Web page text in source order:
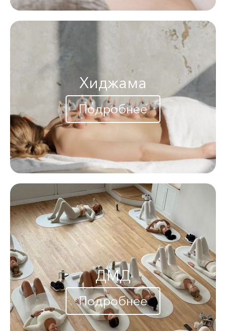
Хиджама
Подробнее
ДМД
Подробнее